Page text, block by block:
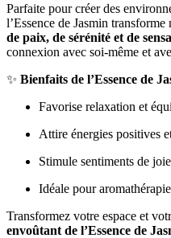
Parfaite pour créer des
l’Essence de Jasmin
de paix, de sérénité et de
connexion avec soi-même et
✨ Bienfaits de l’Essence de
Favorise relaxation et
Attire énergies positives
Stimule sentiments de
Idéale pour
Transformez votre espace et
envoûtant de l’Essence de